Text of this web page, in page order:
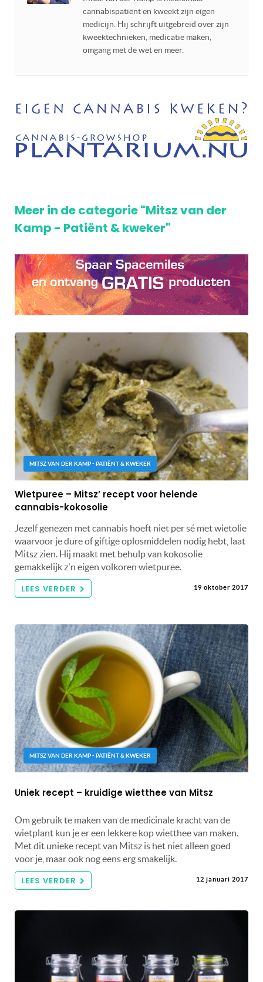
cannabispatiënt en kweekt zijn eigen
medicijn. Hij schrijft uitgebreid over zijn
kweektechnieken, medicatie maken,
omgang met de wet en meer.
Meer in de categorie "Mitsz van der
Kamp - Patiënt & kweker"
MITSZ VAN DER KAMP - PATIËNT & KWEKER
Wietpuree – Mitsz’ recept voor helende
cannabis-kokosolie
Jezelf genezen met cannabis hoeft niet per sé met wietolie
waarvoor je dure of giftige oplosmiddelen nodig hebt, laat
Mitsz zien. Hij maakt met behulp van kokosolie
gemakkelijk z'n eigen volkoren wietpuree.
LEES VERDER 19 oktober 2017
MITSZ VAN DER KAMP - PATIËNT & KWEKER
Uniek recept – kruidige wietthee van Mitsz
Om gebruik te maken van de medicinale kracht van de
wietplant kun je er een lekkere kop wietthee van maken.
Met dit unieke recept van Mitsz is het niet alleen goed
voor je, maar ook nog eens erg smakelijk.
LEES VERDER 12 januari 2017